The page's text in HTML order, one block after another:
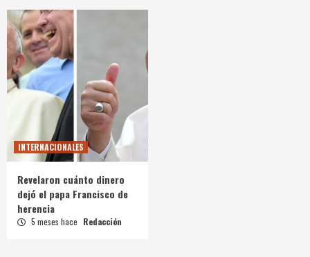
INTERNACIONALES
Revelaron cuánto dinero
dejó el papa Francisco de
herencia
5 meses hace Redacción